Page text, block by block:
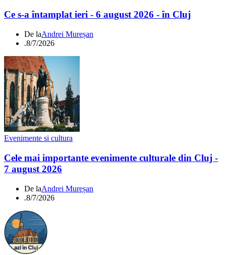
Ce s-a întamplat ieri - 6 august 2026 - în Cluj
De laAndrei Mureșan
.8/7/2026
Evenimente si cultura
Cele mai importante evenimente culturale din Cluj -
7 august 2026
De laAndrei Mureșan
.8/7/2026